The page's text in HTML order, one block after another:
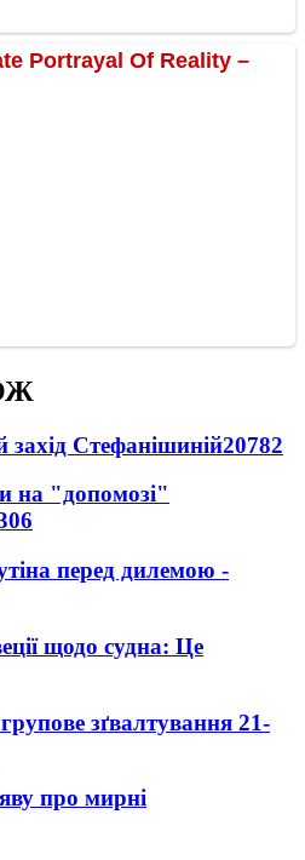
захід Стефанішиній20782
на "допомозі"
перед дилемою -
щодо судна: Це
зґвалтування 21-
про мирні